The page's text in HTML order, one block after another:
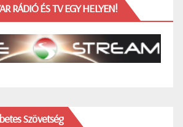
RÁDIÓ ÉS TV EGY HELYEN!
Szövetség